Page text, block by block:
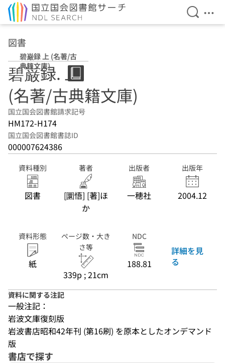
検索を
メ
図書
碧巌録 上 (名著/古
典籍文庫)
碧巌録. 上
(名著/古典籍文庫)
国立国会図書館請求記号
HM172-H174
国立国会図書館書誌ID
000007624386
資料種別
図書
著者
[圜悟] [著]ほ
か
出版者
一穂社
出版年
2004.12
資料形態
紙
ページ数・大き
さ等
339p ; 21cm
NDC
188.81
詳細を見
る
資料に関する注記
一般注記：
岩波文庫復刻版
岩波書店昭和42年刊 (第16刷) を原本としたオンデマンド
版
書店で探す